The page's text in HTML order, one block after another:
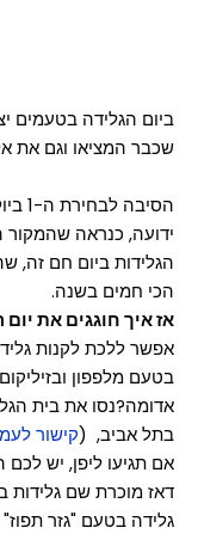
ביום הגלידה בטעמים
שכבר המציאו וגם את
ידועה, כנראה שהמקור
הגלידות ביום חם זה,
הכי חמים בשנה.
אז איך חוגגים את
אפשר ללכת לקנות
בטעם מלפפון
בתל אביב, (קישור
אם תגיעו ליפן, יש
דאז מוכרת שם גלידות
גלידה בטעם "גזר תפוז"